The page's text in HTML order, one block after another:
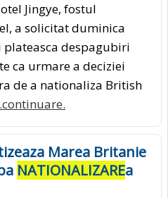
Jingye, fostul
a solicitat duminica
despagubiri
ca urmare a deciziei
de a nationaliza British
Marea Britanie
NATIONALIZAREa